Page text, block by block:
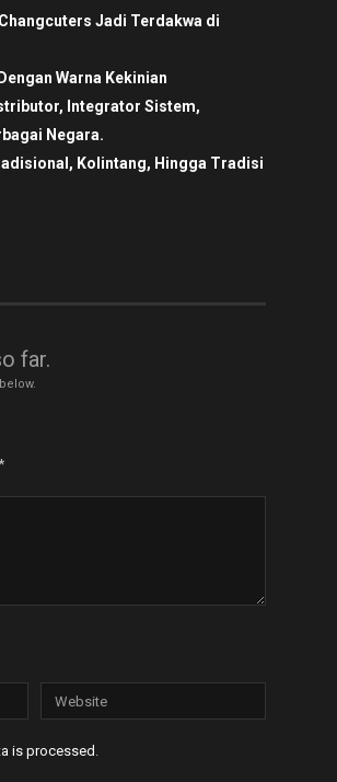
Jadi Terdakwa di
Warna Kekinian
Integrator Sistem,
Negara.
Kolintang, Hingga Tradisi
far.
is processed .